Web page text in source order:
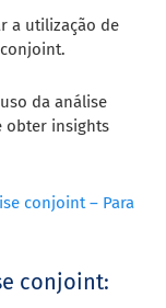
a utilização de
da análise
obter insights
conjoint – Para
conjoint: